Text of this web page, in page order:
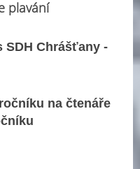
plavání
SDH Chrášťany -
na čtenáře
5. ročníku